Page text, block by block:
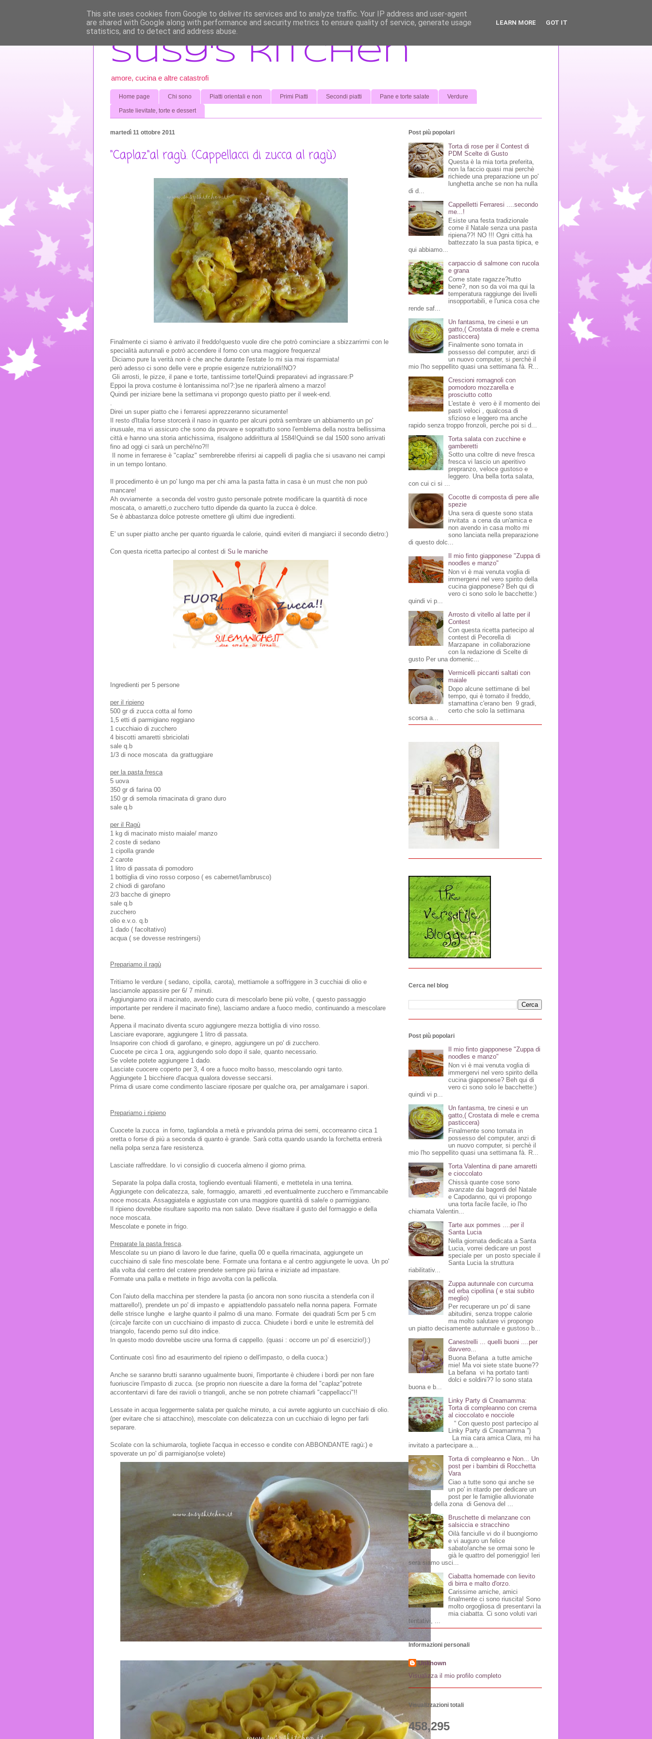
Susy's kitchen
amore, cucina e altre catastrofi
Home page Chi sono Piatti orientali e non Primi Piatti Secondi piatti Pane e torte salate Verdure
Paste lievitate, torte e dessert
martedì 11 ottobre 2011
"Caplaz"al ragù. (Cappellacci di zucca al ragù)
Finalmente ci siamo è arrivato il freddo!questo vuole dire che potrò cominciare a sbizzarrirmi con le
specialità autunnali e potrò accendere il forno con una maggiore frequenza!
Diciamo pure la verità non è che anche durante l'estate Io mi sia mai risparmiata!
però adesso ci sono delle vere e proprie esigenze nutrizionali!NO?
Gli arrosti, le pizze, il pane e torte, tantissime torte!Quindi preparatevi ad ingrassare:P
Eppoi la prova costume è lontanissima no!?:)se ne riparlerà almeno a marzo!
Quindi per iniziare bene la settimana vi propongo questo piatto per il week-end.
Direi un super piatto che i ferraresi apprezzeranno sicuramente!
Il resto d'Italia forse storcerà il naso in quanto per alcuni potrà sembrare un abbiamento un po'
inusuale, ma vi assicuro che sono da provare e soprattutto sono l'emblema della nostra bellissima
città e hanno una storia antichissima, risalgono addirittura al 1584!Quindi se dal 1500 sono arrivati
fino ad oggi ci sarà un perchè!no?!!
Il nome in ferrarese è "caplaz" sembrerebbe riferirsi ai cappelli di paglia che si usavano nei campi
in un tempo lontano.
Il procedimento è un po' lungo ma per chi ama la pasta fatta in casa è un must che non può
mancare!
Ah ovviamente a seconda del vostro gusto personale potrete modificare la quantità di noce
moscata, o amaretti,o zucchero tutto dipende da quanto la zucca è dolce.
Se è abbastanza dolce potreste omettere gli ultimi due ingredienti.
E' un super piatto anche per quanto riguarda le calorie, quindi eviteri di mangiarci il secondo dietro:)
Con questa ricetta partecipo al contest di Su le maniche
Ingredienti per 5 persone
per il ripieno
500 gr di zucca cotta al forno
1,5 etti di parmigiano reggiano
1 cucchiaio di zucchero
4 biscotti amaretti sbriciolati
sale q.b
1/3 di noce moscata da grattuggiare
per la pasta fresca
5 uova
350 gr di farina 00
150 gr di semola rimacinata di grano duro
sale q.b
per il Ragù
1 kg di macinato misto maiale/ manzo
2 coste di sedano
1 cipolla grande
2 carote
1 litro di passata di pomodoro
1 bottiglia di vino rosso corposo ( es cabernet/lambrusco)
2 chiodi di garofano
2/3 bacche di ginepro
sale q.b
zucchero
olio e.v.o. q.b
1 dado ( facoltativo)
acqua ( se dovesse restringersi)
Prepariamo il ragù
Tritiamo le verdure ( sedano, cipolla, carota), mettiamole a soffriggere in 3 cucchiai di olio e
lasciamole appassire per 6/ 7 minuti.
Aggiungiamo ora il macinato, avendo cura di mescolarlo bene più volte, ( questo passaggio
importante per rendere il macinato fine), lasciamo andare a fuoco medio, continuando a mescolare
bene.
Appena il macinato diventa scuro aggiungere mezza bottiglia di vino rosso.
Lasciare evaporare, aggiungere 1 litro di passata.
Insaporire con chiodi di garofano, e ginepro, aggiungere un po' di zucchero.
Cuocete pe circa 1 ora, aggiungendo solo dopo il sale, quanto necessario.
Se volete potete aggiungere 1 dado.
Lasciate cuocere coperto per 3, 4 ore a fuoco molto basso, mescolando ogni tanto.
Aggiungete 1 bicchiere d'acqua qualora dovesse seccarsi.
Prima di usare come condimento lasciare riposare per qualche ora, per amalgamare i sapori.
Prepariamo i ripieno
Cuocete la zucca in forno, tagliandola a metà e privandola prima dei semi, occorreanno circa 1
oretta o forse di più a seconda di quanto è grande. Sarà cotta quando usando la forchetta entrerà
nella polpa senza fare resistenza.
Lasciate raffreddare. Io vi consiglio di cuocerla almeno il giorno prima.
Separate la polpa dalla crosta, togliendo eventuali filamenti, e mettetela in una terrina.
Aggiungete con delicatezza, sale, formaggio, amaretti ,ed eventualmente zucchero e l'immancabile
noce moscata. Assaggiatela e aggiustate con una maggiore quantità di sale/e o parmiggiano.
Il ripieno dovrebbe risultare saporito ma non salato. Deve risaltare il gusto del formaggio e della
noce moscata.
Mescolate e ponete in frigo.
Preparate la pasta fresca
Mescolate su un piano di lavoro le due farine, quella 00 e quella rimacinata, aggiungete un
cucchiaino di sale fino mescolate bene. Formate una fontana e al centro aggiungete le uova. Un po'
alla volta dal centro del cratere prendete sempre più farina e iniziate ad impastare.
Formate una palla e mettete in frigo avvolta con la pellicola.
Con l'aiuto della macchina per stendere la pasta (io ancora non sono riuscita a stenderla con il
mattarello!), prendete un po' di impasto e appiattendolo passatelo nella nonna papera. Formate
delle strisce lunghe e larghe quanto il palmo di una mano. Formate dei quadrati 5cm per 5 cm
(circa)e farcite con un cucchiaino di impasto di zucca. Chiudete i bordi e unite le estremità del
triangolo, facendo perno sul dito indice.
In questo modo dovrebbe uscire una forma di cappello. (quasi : occorre un po' di esercizio!):)
Continuate così fino ad esaurimento del ripieno o dell'impasto, o della cuoca:)
Anche se saranno brutti saranno ugualmente buoni, l'importante è chiudere i bordi per non fare
fuoriuscire l'impasto di zucca. (se proprio non riuescite a dare la forma del "caplaz"potrete
accontentarvi di fare dei ravioli o triangoli, anche se non potrete chiamarli "cappellacci"!!
Lessate in acqua leggermente salata per qualche minuto, a cui avrete aggiunto un cucchiaio di olio.
(per evitare che si attacchino), mescolate con delicatezza con un cucchiaio di legno per farli
separare.
Scolate con la schiumarola, togliete l'acqua in eccesso e condite con ABBONDANTE ragù:) e
spoverate un po' di parmigiano(se volete)
Post più popolari
Torta di rose per il Contest di
PDM Scelte di Gusto
Questa è la mia torta preferita,
non la faccio quasi mai perchè
richiede una preparazione un po'
lunghetta anche se non ha nulla
di d...
Cappelletti Ferraresi ....secondo
me...!
Esiste una festa tradizionale
come il Natale senza una pasta
ripiena??! NO !!! Ogni città ha
battezzato la sua pasta tipica, e
qui abbiamo...
carpaccio di salmone con rucola
e grana
Come state ragazze?tutto
bene?, non so da voi ma qui la
temperatura raggiunge dei livelli
insopportabili, e l'unica cosa che
rende saf...
Un fantasma, tre cinesi e un
gatto,( Crostata di mele e crema
pasticcera)
Finalmente sono tornata in
possesso del computer, anzi di
un nuovo computer, si perchè il
mio l'ho seppellito quasi una settimana fà. R...
Crescioni romagnoli con
pomodoro mozzarella e
prosciutto cotto
L'estate è vero è il momento dei
pasti veloci , qualcosa di
sfizioso e leggero ma anche
rapido senza troppo fronzoli, perche poi si d...
Torta salata con zucchine e
gamberetti
Sotto una coltre di neve fresca
fresca vi lascio un aperitivo
prepranzo, veloce gustoso e
leggero. Una bella torta salata,
con cui ci si ...
Cocotte di composta di pere alle
spezie
Una sera di queste sono stata
invitata a cena da un'amica e
non avendo in casa molto mi
sono lanciata nella preparazione
di questo dolc...
Il mio finto giapponese "Zuppa di
noodles e manzo"
Non vi è mai venuta voglia di
immergervi nel vero spirito della
cucina giapponese? Beh qui di
vero ci sono solo le bacchette:)
quindi vi p...
Arrosto di vitello al latte per il
Contest
Con questa ricetta partecipo al
contest di Pecorella di
Marzapane in collaborazione
con la redazione di Scelte di
gusto Per una domenic...
Vermicelli piccanti saltati con
maiale
Dopo alcune settimane di bel
tempo, qui è tornato il freddo,
stamattina c'erano ben 9 gradi,
certo che solo la settimana
scorsa a...
Cerca nel blog
Post più popolari
Il mio finto giapponese "Zuppa di
noodles e manzo"
Non vi è mai venuta voglia di
immergervi nel vero spirito della
cucina giapponese? Beh qui di
vero ci sono solo le bacchette:)
quindi vi p...
Un fantasma, tre cinesi e un
gatto,( Crostata di mele e crema
pasticcera)
Finalmente sono tornata in
possesso del computer, anzi di
un nuovo computer, si perchè il
mio l'ho seppellito quasi una settimana fà. R...
Torta Valentina di pane amaretti
e cioccolato
Chissà quante cose sono
avanzate dai bagordi del Natale
e Capodanno, qui vi propongo
una torta facile facile, io l'ho
chiamata Valentin...
Tarte aux pommes ....per il
Santa Lucia
Nella giornata dedicata a Santa
Lucia, vorrei dedicare un post
speciale per un posto speciale il
Santa Lucia la struttura
riabilitativ...
Zuppa autunnale con curcuma
ed erba cipollina ( e stai subito
meglio)
Per recuperare un po' di sane
abitudini, senza troppe calorie
ma molto salutare vi propongo
un piatto decisamente autunnale e gustoso b...
Canestrelli ... quelli buoni ....per
davvero...
Buona Befana a tutte amiche
mie! Ma voi siete state buone??
La befana vi ha portato tanti
dolci e soldini?? Io sono stata
buona e b...
Linky Party di Creamamma:
Torta di compleanno con crema
al cioccolato e nocciole
“ Con questo post partecipo al
Linky Party di Creamamma ”)
La mia cara amica Clara, mi ha
invitato a partecipare a...
Torta di compleanno e Non... Un
post per i bambini di Rocchetta
Vara
Ciao a tutte sono qui anche se
un po' in ritardo per dedicare un
post per le famiglie alluvionate
non solo della zona di Genova del ...
Bruschette di melanzane con
salsiccia e stracchino
Oilà fanciulle vi do il buongiorno
e vi auguro un felice
sabato!anche se ormai sono le
già le quattro del pomeriggio! Ieri
sera siamo usci...
Ciabatta homemade con lievito
di birra e malto d'orzo.
Carissime amiche, amici
finalmente ci sono riuscita! Sono
molto orgogliosa di presentarvi la
mia ciabatta. Ci sono voluti vari
tentativi, ...
Informazioni personali
Unknown
Visualizza il mio profilo completo
Visualizzazioni totali
458,295
This site uses cookies from Google to deliver its services and to analyze traffic. Your IP address and user-agent
are shared with Google along with performance and security metrics to ensure quality of service, generate usage
statistics, and to detect and address abuse.
LEARN MORE GOT IT